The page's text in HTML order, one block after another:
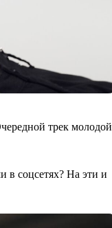
трек молодой
в соцсетях? На эти и